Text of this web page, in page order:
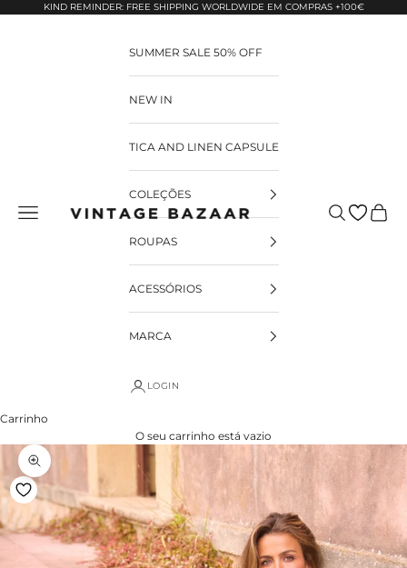
Pular para o conteúdo
KIND REMINDER: FREE SHIPPING WORLDWIDE EM COMPRAS +100€
Vintage Bazaar Pesquisar
SUMMER SALE 50% OFF
NEW IN
TICA AND LINEN CAPSULE
COLEÇÕES
ROUPAS
ACESSÓRIOS
MARCA
LOGIN
Carrinho
O seu carrinho está vazio
Zoom na imagem